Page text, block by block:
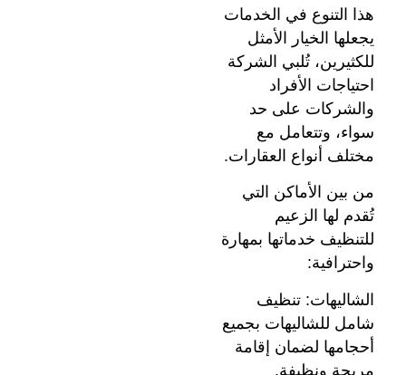
هذا التنوع في الخدمات
يجعلها الخيار الأمثل
للكثيرين، تُلبي الشركة
احتياجات الأفراد
والشركات على حد
سواء، وتتعامل مع
مختلف أنواع العقارات.
من بين الأماكن التي
تُقدم لها الزعيم
للتنظيف خدماتها بمهارة
واحترافية:
الشاليهات: تنظيف
شامل للشاليهات بجميع
أحجامها لضمان إقامة
مريحة ونظيفة.